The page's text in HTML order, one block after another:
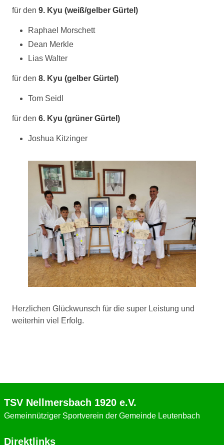
für den 9. Kyu (weiß/gelber Gürtel)
Raphael Morschett
Dean Merkle
Lias Walter
für den 8. Kyu (gelber Gürtel)
Tom Seidl
für den 6. Kyu (grüner Gürtel)
Joshua Kitzinger
Herzlichen Glückwunsch für die super Leistung und
weiterhin viel Erfolg.
TSV Nellmersbach 1920 e.V.
Gemeinnütziger Sportverein der Gemeinde Leutenbach
Direktlinks